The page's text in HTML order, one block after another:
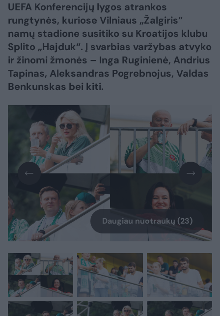
UEFA Konferencijų lygos atrankos
rungtynės, kuriose Vilniaus „Žalgiris“
namų stadione susitiko su Kroatijos klubu
Splito „Hajduk“. Į svarbias varžybas atvyko
ir žinomi žmonės – Inga Ruginienė, Andrius
Tapinas, Aleksandras Pogrebnojus, Valdas
Benkunskas bei kiti.
Daugiau nuotraukų (23)